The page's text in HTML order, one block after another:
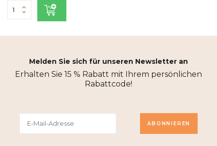
Melden Sie sich für unseren Newsletter an
Erhalten Sie 15 % Rabatt mit Ihrem persönlichen
Rabattcode!
ABONNIEREN